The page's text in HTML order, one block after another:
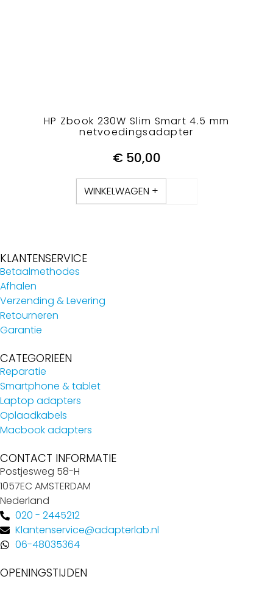
HP Zbook 230W Slim Smart 4.5 mm
netvoedingsadapter
€50,00
WINKELWAGEN +
KLANTENSERVICE
Betaalmethodes
Afhalen
Verzending & Levering
Retourneren
Garantie
CATEGORIEËN
Reparatie
Smartphone & tablet
Laptop adapters
Oplaadkabels
Macbook adapters
CONTACT INFORMATIE
Postjesweg 58-H
1057EC AMSTERDAM
Nederland
020 - 2445212
Klantenservice@adapterlab.nl
06-48035364
OPENINGSTIJDEN